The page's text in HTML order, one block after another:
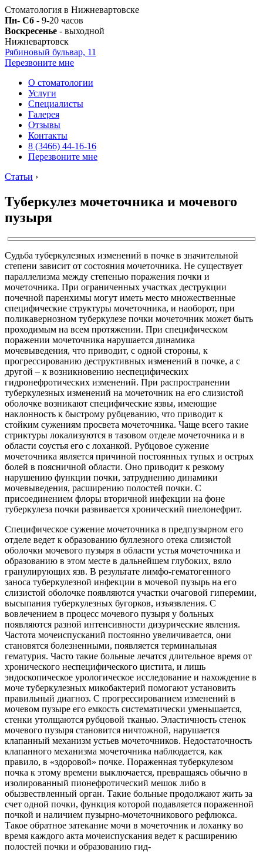
Стоматология в Нижневартовске
Пн- Сб - 9-20 часов
Воскресенье - выходной
Нижневартовск
Рябиновый бульвар, 11
Перезвоните мне
О стоматологии
Услуги
Специалисты
Галерея
Отзывы
Контакты
8 (3466) 44-16-16
Перезвоните мне
Статьи ›
Туберкулез мочеточника и мочевого
пузыря
Судьба туберкулезных изменений в почке в значительной
степени зависит от состояния мочеточника. Не существует
параллелизма между степенью поражения почки и
мочеточника. При ограниченных участках деструкции
почечной паренхимы могут иметь место множественные
специфические структуры мочеточника, и наоборот, при
поликавернозном туберкулезе почки мочеточник может быть
проходимым на всем протяжении. При специфическом
поражении мочеточника нарушается динамика
мочевыведения, что приводит, с одной стороны, к
прогрессированию деструктивных изменений в почке, а с
другой – к возникновению неспецифических
гидронефротических изменений. При распространении
туберкулезных изменений на мочеточник на его слизистой
оболочке возникают специфические язвы, имеющие
наклонность к быстрому рубцеванию, что приводит к
стойким сужениям просвета мочеточника. Чаще всего такие
стриктуры локализуются в тазовом отделе мочеточника и в
области соустья его с лоханкой. Рубцовое сужение
мочеточника является причиной постоянных тупых и острых
болей в поясничной области. Оно приводит к резкому
нарушению функции почки, затруднению динамики
мочевыведения, расширению полостей почки. С
присоединением флоры вторичной инфекции на фоне
туберкулеза почки развивается хронический пиелонефрит.
Специфическое сужение мочеточника в предпузырном его
отделе ведет к образованию буллезного отека слизистой
оболочки мочевого пузыря в области устья мочеточника и
образованию в этом месте в дальнейшем глубоких, вяло
гранулирующих язв. В результате лимфо-гематогенного
заноса туберкулезной инфекции в мочевой пузырь на его
слизистой оболочке появляются участки очаговой гиперемии,
высыпания туберкулезных бугорков, изъязвления. С
вовлечением в процесс мочевого пузыря у больных
появляются разной интенсивности дизурические явления.
Частота мочеиспусканий постоянно увеличивается, они
становятся болезненными, появляется терминальная
гематурия. Часто такие больные лечатся длительное время от
хронического неспецифического цистита, и лишь
эндоскопическое урологическое исследование и нахождение в
моче туберкулезных микобактерий помогают установить
правильный диагноз. С прогрессированием изменений в
мочевом пузыре его емкость систематически уменьшается,
стенки утолщаются рубцовой тканью. Эластичность стенок
мочевого пузыря становится ничтожной, нарушается
клапанный механизм устьев мочеточников. Недостаточность
клапанного механизма мочеточника наблюдается, как
правило, в «здоровой» почке. Пораженная туберкулезом
почка к этому времени выключается, превращаясь обычно в
изолированный пионефротический мешок либо в
обызвествленный орган. Такие больные продолжают жить за
счет одной почки, функция которой подавляется пораженной
почкой и наличием пузырно-мочеточникового рефлюкса.
Такое обратное затекание мочи в мочеточник и лоханку во
время каждого акта мочеиспускания ведет к расширению
полостей почки и образованию гид-